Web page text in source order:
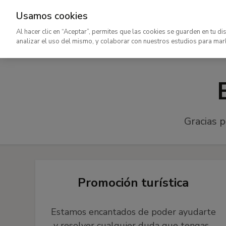
contenido
Gracias
Promoción turística
Estamos encantados de poder ayudarte
Usamos cookies
Al hacer clic en “Aceptar”, permites que las cookies se guarden en tu
analizar el uso del mismo, y colaborar con nuestros estudios para